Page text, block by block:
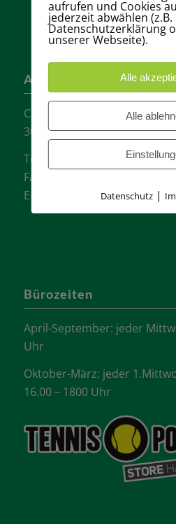
Adresse
Carl-Loges-Str.12
30657 Hannover
Tel.: + 49 511- 6046340
Fax: + 49 511- 601048
E-Mail:
info@tvgw-
Bürozeiten
April-September: jeder
Uhr
Oktober-März: jeder
16.00 – 1800 Uhr
aufrufen und Cookies
jederzeit abwählen
Datenschutzerklärung
unserer Webseite).
Alle
Alle
Datenschutz|